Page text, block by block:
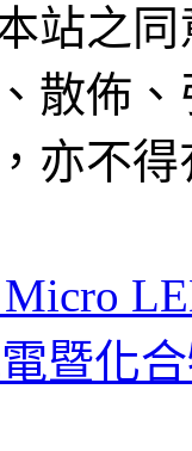
站之
散佈
亦不
暨化